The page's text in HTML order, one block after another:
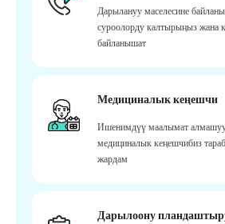
Дарылануу маселесине
суроолорду калтырыңыз жана
байланышат
Медициналык кеңешчи
Ишенимдүү маалымат
медициналык кеңешчибиз
жардам
Дарылоону